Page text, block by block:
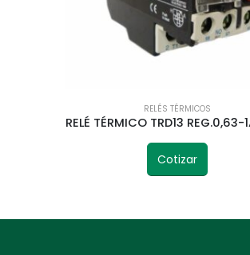
RELÉS TÉRMICOS
Cotizar